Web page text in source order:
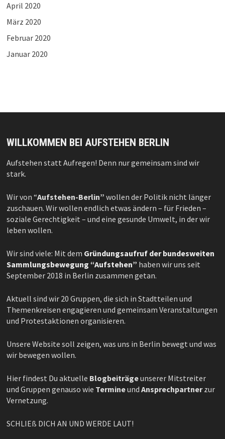
April 2020
März 2020
Februar 2020
Januar 2020
WILLKOMMEN BEI AUFSTEHEN BERLIN
Aufstehen statt Aufregen! Denn nur gemeinsam sind wir
stark.
Wir von “Aufstehen-Berlin” wollen der Politik nicht länger
zuschauen. Wir wollen endlich etwas ändern – für Frieden –
soziale Gerechtigkeit – und eine gesunde Umwelt, in der wir
leben wollen.
Wir sind viele: Mit dem Gründungsaufruf der bundesweiten
Sammlungsbewegung “Aufstehen” haben wir uns seit
September 2018 in Berlin zusammen getan.
Aktuell sind wir 20 Gruppen, die sich in Stadtteilen und
Themenkreisen engagieren und gemeinsam Veranstaltungen
und Protestaktionen organisieren.
Unsere Website soll zeigen, was uns in Berlin bewegt und was
wir bewegen wollen.
Hier findest Du aktuelle Blogbeiträgeunserer Mitstreiter
und Gruppen genauso wie Termineund Ansprechpartnerzur
Vernetzung.
SCHLIEß DICH AN UND WERDE LAUT!